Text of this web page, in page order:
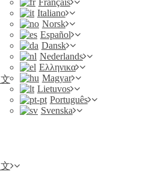
Français
Italiano
Norsk
Español
Dansk
Nederlands
Ελληνικα
Magyar
Lietuvos
Português
Svenska